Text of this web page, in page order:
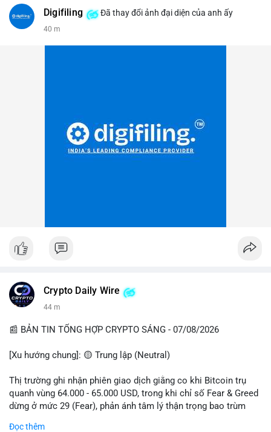
#vlikevn #titanbot
Digifiling Đã thay đổi ảnh đại diện của anh ấy
40 m
Crypto Daily Wire
44 m
📰 BẢN TIN TỔNG HỢP CRYPTO SÁNG - 07/08/2026
[Xu hướng chung]: 🟡 Trung lập (Neutral)
Thị trường ghi nhận phiên giao dịch giằng co khi Bitcoin trụ
quanh vùng 64.000 - 65.000 USD, trong khi chỉ số Fear & Greed
dừng ở mức 29 (Fear), phản ánh tâm lý thận trọng bao trùm
Đọc thêm